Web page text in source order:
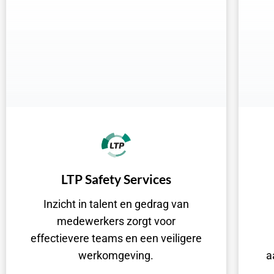
LTP Safety Services
Inzicht in talent en gedrag van
medewerkers zorgt voor
effectievere teams en een veiligere
werkomgeving.